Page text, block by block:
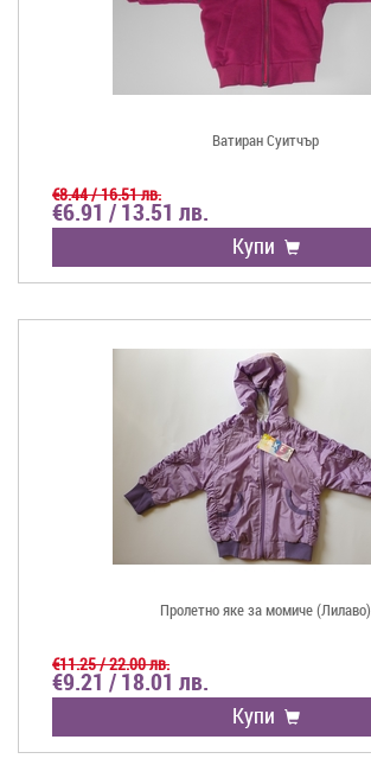
Ватиран Суитчър
€8.44 / 16.51 лв.
€6.91 / 13.51 лв.
Купи
Пролетно яке за момиче (Лилаво)
€11.25 / 22.00 лв.
€9.21 / 18.01 лв.
Купи